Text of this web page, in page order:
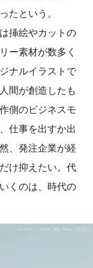
たという。
挿絵やカットの
ー素材が数多く
ナルイラストで
間が創造したも
側のビジネスモ
仕事を出すか出
、発注企業が経
け抑えたい。代
くのは、時代の